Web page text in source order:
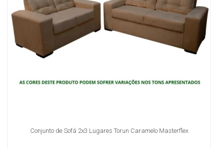
Conjunto de Sofá 2x3 Lugares Torun Caramelo Masterflex